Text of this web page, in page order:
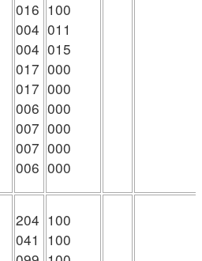
016
004
004
017
017
006
007
007
006
100
011
015
000
000
000
000
000
000
204
041
100
100